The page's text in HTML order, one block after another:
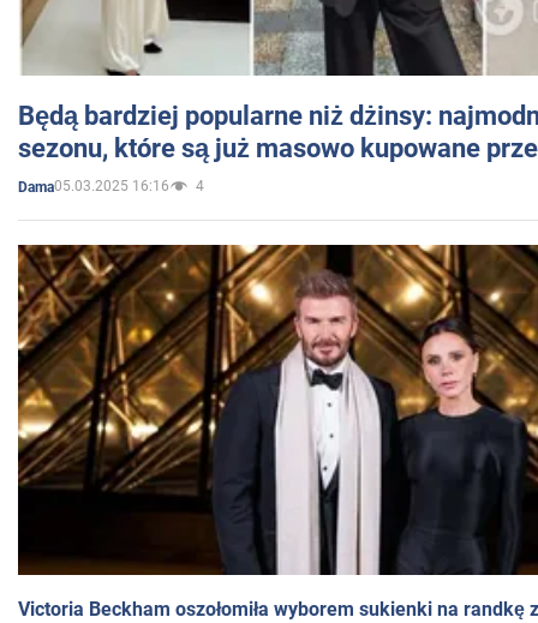
Będą bardziej popularne niż dżinsy:
sezonu, które są już masowo kupowane
Dama05.03.2025 16:16 4
Victoria Beckham oszołomiła wyborem sukienki na randkę